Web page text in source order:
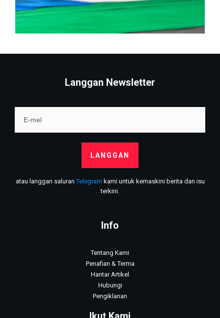
Langgan Newsletter
LANGGAN
atau langgan saluranTelegram kami untuk kemaskini berita dan isu
terkini.
Info
Tentang Kami
Penafian & Terma
Hantar Artikel
Hubungi
Pengiklanan